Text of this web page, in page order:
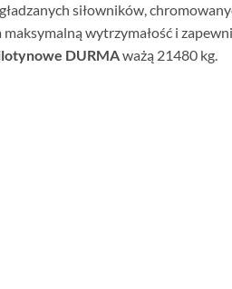
siłowników,
wytrzymałość i
DURMAważą 21480 kg.